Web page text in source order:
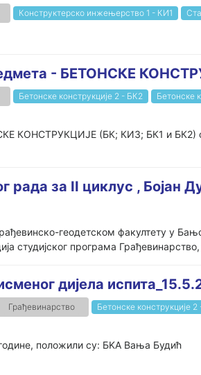
Конструктерско инжењерство 1 - КИ1
- БЕТОНСКЕ
Бетонске конструкције 2 - БК2 Бетонске
КОНСТРУКЦИЈЕ (БК; КИ3; БК1 и БК2)
рада за II циклус , Бојан
геодетском факултету у
програма
дијела
Грађевинарство Бетонске конструкције
године, положили